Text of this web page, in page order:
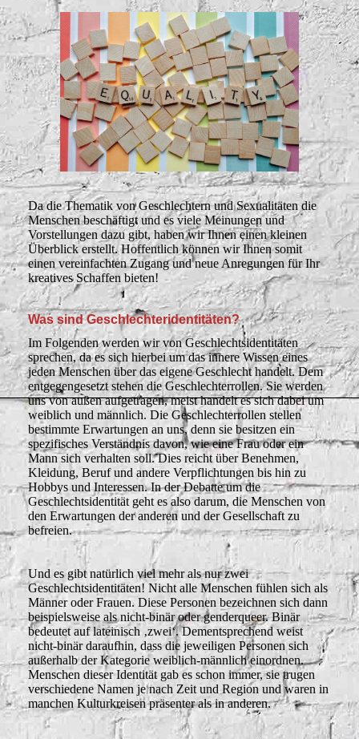
Da die Thematik von Geschlechtern und Sexualitäten die
Menschen beschäftigt und es viele Meinungen und
Vorstellungen dazu gibt, haben wir Ihnen einen kleinen
Überblick erstellt. Hoffentlich können wir Ihnen somit
einen vereinfachten Zugang und neue Anregungen für Ihr
kreatives Schaffen bieten!
Was sind Geschlechteridentitäten?
Im Folgenden werden wir von Geschlechtsidentitäten
sprechen, da es sich hierbei um das innere Wissen eines
jeden Menschen über das eigene Geschlecht handelt. Dem
entgegengesetzt stehen die Geschlechterrollen. Sie werden
uns von außen aufgetragen, meist handelt es sich dabei um
weiblich und männlich. Die Geschlechterrollen stellen
bestimmte Erwartungen an uns, denn sie besitzen ein
spezifisches Verständnis davon, wie eine Frau oder ein
Mann sich verhalten soll. Dies reicht über Benehmen,
Kleidung, Beruf und andere Verpflichtungen bis hin zu
Hobbys und Interessen.In der Debatte um die
Geschlechtsidentität geht es also darum, die Menschen von
den Erwartungen der anderen und der Gesellschaft zu
befreien.
Und es gibt natürlich viel mehr als nur zwei
Geschlechtsidentitäten! Nicht alle Menschen fühlen sich als
Männer oder Frauen. Diese Personen bezeichnen sich dann
beispielsweise als nicht-binär oder genderqueer. Binär
bedeutet auf lateinisch ‚zwei‘. Dementsprechend weist
nicht-binär daraufhin, dass die jeweiligen Personen sich
außerhalb der Kategorie weiblich-männlich einordnen.
Menschen dieser Identität gab es schon immer, sie trugen
verschiedene Namen je nach Zeit und Region und waren in
manchen Kulturkreisen präsenter als in anderen.